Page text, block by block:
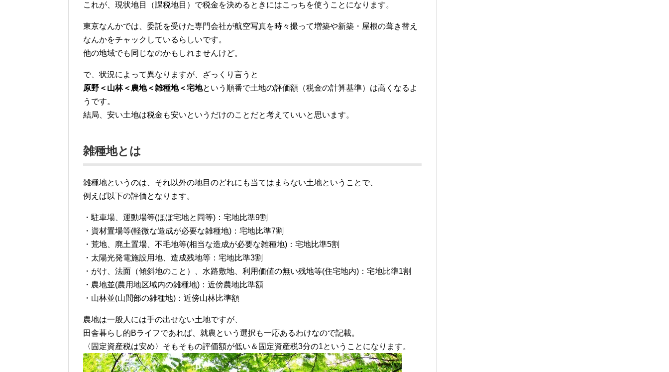
これが、現状地目（課税地目）で税金を決めるときにはこっちを使うことになります。
東京なんかでは、委託を受けた専門会社が航空写真を時々撮って増築や新築・屋根の葺き替え
なんかをチャックしているらしいです。
他の地域でも同じなのかもしれませんけど。
で、状況によって異なりますが、ざっくり言うと
原野＜山林＜農地＜雑種地＜宅地という順番で土地の評価額（税金の計算基準）は高くなるよ
うです。
結局、安い土地は税金も安いというだけのことだと考えていいと思います。
雑種地とは
雑種地というのは、それ以外の地目のどれにも当てはまらない土地ということで、
例えば以下の評価となります。
・駐車場、運動場等(ほぼ宅地と同等)：宅地比準9割
・資材置場等(軽微な造成が必要な雑種地)：宅地比準7割
・荒地、廃土置場、不毛地等(相当な造成が必要な雑種地)：宅地比準5割
・太陽光発電施設用地、造成残地等：宅地比準3割
・がけ、法面（傾斜地のこと）、水路敷地、利用価値の無い残地等(住宅地内)：宅地比準1割
・農地並(農用地区域内の雑種地)：近傍農地比準額
・山林並(山間部の雑種地)：近傍山林比準額
農地は一般人には手の出せない土地ですが、
田舎暮らし的Bライフであれば、就農という選択も一応あるわけなので記載。
〈固定資産税は安め〉そもそもの評価額が低い＆固定資産税3分の1ということになります。